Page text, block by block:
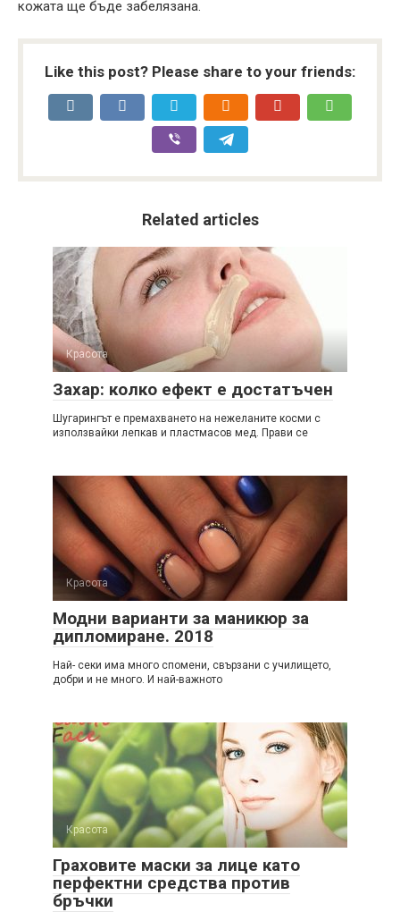
кожата ще бъде забелязана.
Like this post? Please share to your friends:
Related articles
Красота
Захар: колко ефект е достатъчен
Шугарингът е премахването на нежеланите косми с
използвайки лепкав и пластмасов мед. Прави се
Красота
Модни варианти за маникюр за
дипломиране. 2018
Най- секи има много спомени, свързани с училището,
добри и не много. И най-важното
Красота
Граховите маски за лице като
перфектни средства против
бръчки